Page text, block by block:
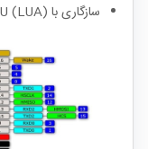
سازگاری با NodeMCU (LUA): دارد